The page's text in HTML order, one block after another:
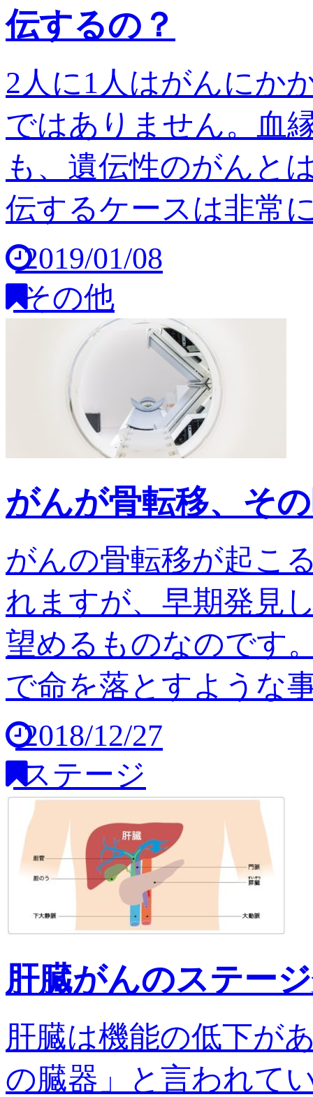
伝するの？
2人に1人はがんにか
ではありません。血
も、遺伝性のがんと
伝するケースは非常
2019/01/08
その他
がんが骨転移、そ
がんの骨転移が起こ
れますが、早期発見
望めるものなのです
で命を落とすような
2018/12/27
ステージ
肝臓がんのステー
肝臓は機能の低下が
の臓器」と言われて